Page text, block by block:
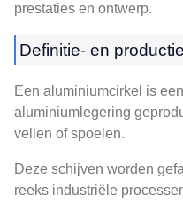
prestaties en ontwerp.
Definitie- en
Een aluminiumcirkel is
aluminiumlegering
vellen of spoelen.
Deze schijven worden
reeks industriële